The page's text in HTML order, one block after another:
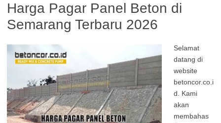
Harga Pagar Panel Beton di
Semarang Terbaru 2026
Selamat
datang di
website
betoncor.co.i
d. Kami
akan
membahas